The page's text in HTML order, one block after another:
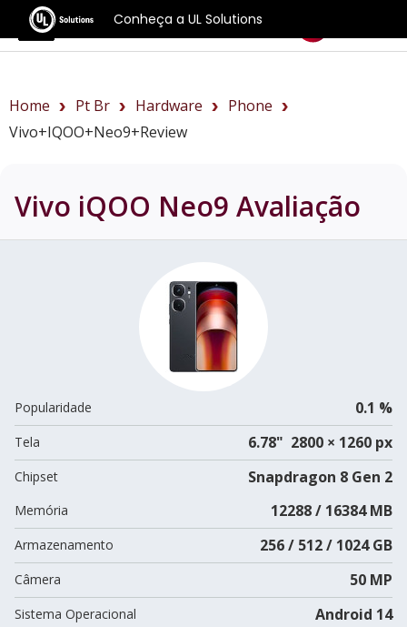
Conheça a UL Solutions
Benchmarks
Home Pt Br Hardware
Phone
Vivo+iQOO+Neo9+review
Vivo iQOO Neo9 Avaliação
Popularidade 0.1 %
Tela 6.78" 2800 × 1260 px
Chipset Snapdragon 8 Gen 2
Memória 12288 / 16384 MB
Armazenamento 256 / 512 / 1024 GB
Câmera 50 MP
Sistema Operacional Android 14